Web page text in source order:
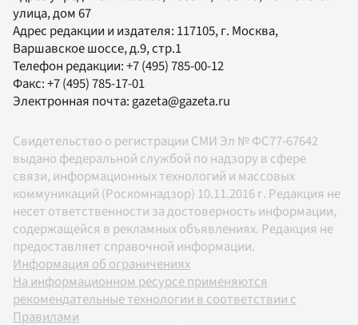
улица, дом 67
Адрес редакции и издателя: 117105, г. Москва,
Варшавское шоссе, д.9, стр.1
Телефон редакции:+7 (495) 785-00-12
Факс:+7 (495) 785-17-01
Электронная почта: gazeta@gazeta.ru
Свидетельство о регистрации СМИ Эл № ФС77-67642
выдано федеральной службой по надзору в сфере
связи, информационных технологий и массовых
коммуникаций (Роскомнадзор) 10.11.2016 г. Редакция не
несет ответственности за достоверность информации,
содержащейся в рекламных объявлениях. Редакция не
предоставляет справочной информации.
Информация об ограничениях
На информационном ресурсе применяются
рекомендательные технологии в соответствии с
Правилами